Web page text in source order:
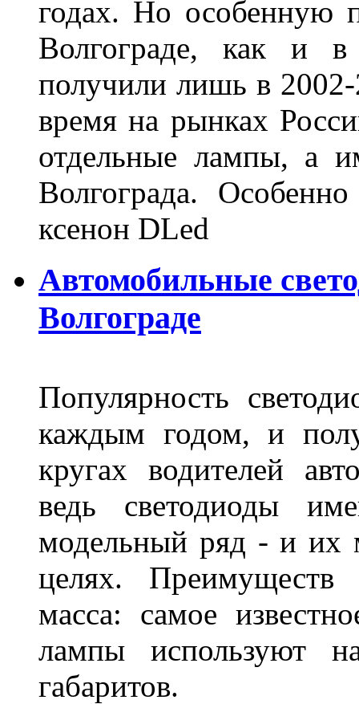
годах. Но особенную
Волгограде, как и
получили лишь в
время на рынках
отдельные лампы, а
Волгограда.
ксенон DLed
Автомобильные
Волгограде
Популярность
каждым годом, и
кругах водителей
ведь светодиоды
модельный ряд - и их
целях.
масса: самое
лампы используют
габаритов.